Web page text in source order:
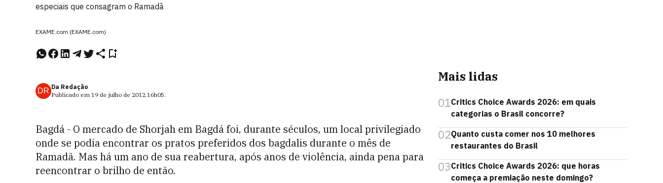
especiais que consagram o Ramadã
EXAME.com (EXAME.com)
DR Da Redação
Publicado em 19 de julho de 2012 16h05.
Bagdá - O mercado de Shorjah em Bagdá foi, durante séculos, um local privilegiado
onde se podia encontrar os pratos preferidos dos bagdalis durante o mês de
Ramadã. Mas há um ano de sua reabertura, após anos de violência, ainda pena para
reencontrar o brilho de então.
Mais lidas
01Critics Choice Awards 2026: em quais
categorias o Brasil concorre?
02Quanto custa comer nos 10 melhores
restaurantes do Brasil
03Critics Choice Awards 2026: que horas
começa a premiação neste domingo?